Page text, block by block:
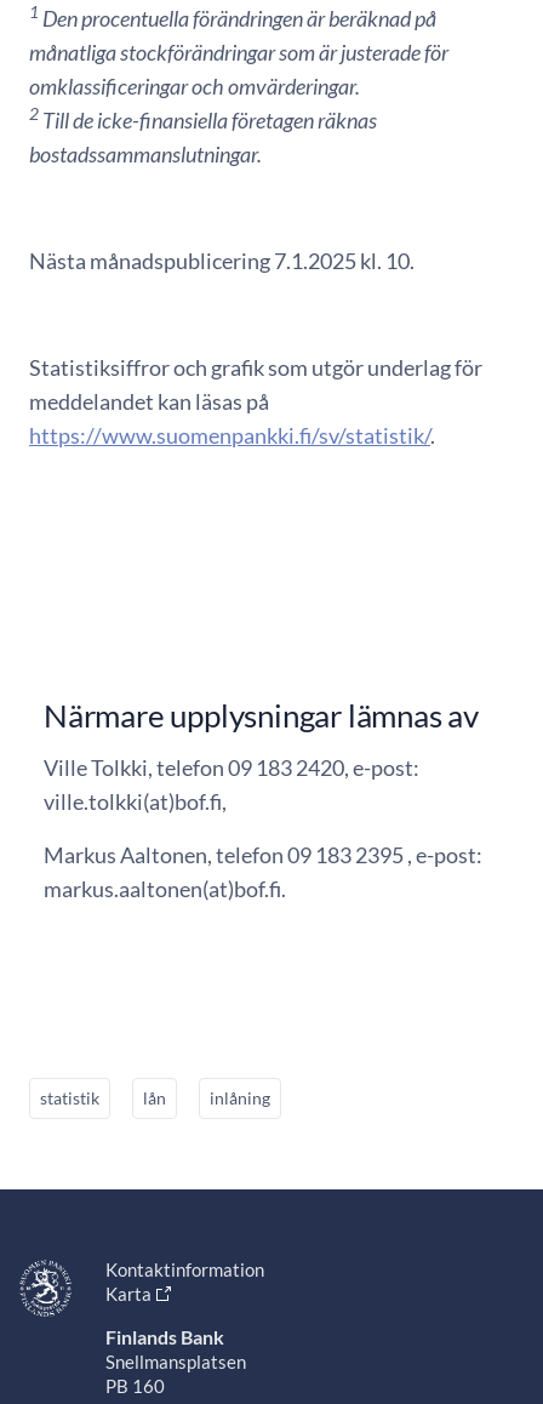
1 Den procentuella förändringen är beräknad på
månatliga stockförändringar som är justerade för
omklassificeringar och omvärderingar.
2 Till de icke-finansiella företagen räknas
bostadssammanslutningar.
Nästa månadspublicering 7.1.2025 kl. 10.
Statistiksiffror och grafik som utgör underlag för
meddelandet kan läsas på
https://www.suomenpankki.fi/sv/statistik/.
Närmare upplysningar lämnas av
Ville Tolkki, telefon 09 183 2420, e-post:
ville.tolkki(at)bof.fi,
Markus Aaltonen, telefon 09 183 2395 , e-post:
markus.aaltonen(at)bof.fi.
statistik lån inlåning
Kontaktinformation
Karta
Finlands Bank
Snellmansplatsen
PB 160